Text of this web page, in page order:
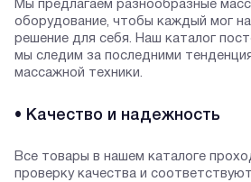
Мы предлагаем разнообразные
оборудование, чтобы каждый мог
решение для себя. Наш каталог
мы следим за последними
массажной техники.
• Качество и надежность
Все товары в нашем каталоге
проверку качества и